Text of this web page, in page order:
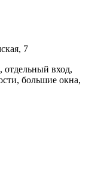
7
вход,
большие окна,